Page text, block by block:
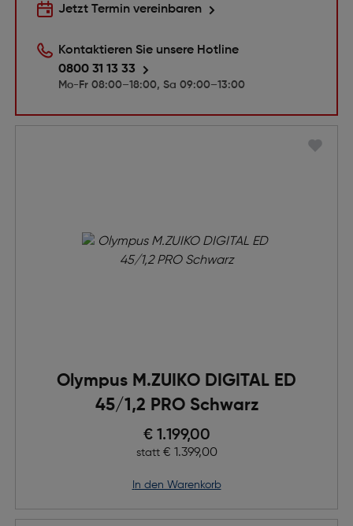
Jetzt Termin vereinbaren
Kontaktieren Sie unsere Hotline
0800 31 13 33
Mo-Fr 08:00–18:00, Sa 09:00–13:00
Olympus M.ZUIKO DIGITAL ED
45/1,2 PRO Schwarz
Preis nach Rabatts
€ 1.199,00
statt Ursprünglicher Preis
€ 1.399,00
in den Warenkorb